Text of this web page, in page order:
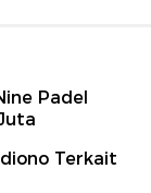
Padel
Terkait